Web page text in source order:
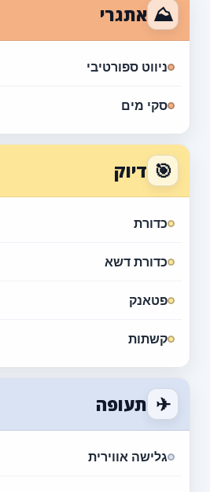
⛰ אתגרי
ניווט ספורטיבי
סקי מים
🎯 דיוק
כדורת
כדורת דשא
פטאנק
קשתות
✈ תעופה
גלישה אווירית